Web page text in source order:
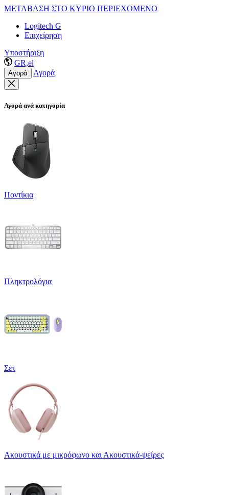
ΜΕΤΑΒΑΣΗ ΣΤΟ ΚΥΡΙΟ ΠΕΡΙΕΧΟΜΕΝΟ
Logitech G
Επιχείρηση
Υποστήριξη
GR,el
Αγορά Αγορά
Αγορά ανά κατηγορία
Ποντίκια
Πληκτρολόγια
Σετ
Ακουστικά με μικρόφωνο και Ακουστικά-ψείρες